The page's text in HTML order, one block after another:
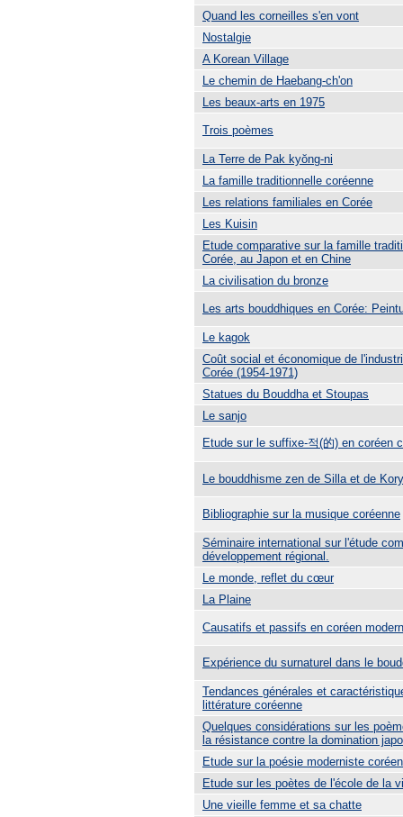
Quand les corneilles s'en vont
Nostalgie
A Korean Village
Le chemin de Haebang-ch'on
Les beaux-arts en 1975
Trois poèmes
La Terre de Pak kyŏng-ni
La famille traditionnelle coréenne
Les relations familiales en Corée
Les Kuisin
Etude comparative sur la famille
Corée, au Japon et en Chine
La civilisation du bronze
Les arts bouddhiques en Corée:
Le kagok
Coût social et économique de
Corée (1954-1971)
Statues du Bouddha et Stoupas
Le sanjo
Etude sur le suffixe-적(的) en coréen
Le bouddhisme zen de Silla et de
Bibliographie sur la musique coréenne
Séminaire international sur l'étude
développement régional.
Le monde, reflet du cœur
La Plaine
Causatifs et passifs en coréen
Expérience du surnaturel dans le
Tendances générales et
littérature coréenne
Quelques considérations sur les
la résistance contre la domination
Etude sur la poésie moderniste
Etude sur les poètes de l'école de la
Une vieille femme et sa chatte